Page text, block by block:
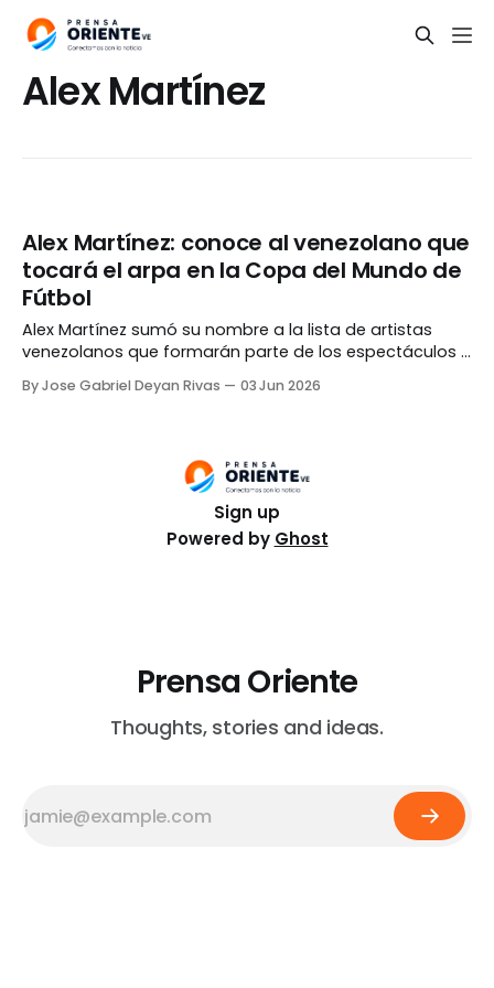
Alex Martínez
Alex Martínez: conoce al venezolano que
tocará el arpa en la Copa del Mundo de
Fútbol
Alex Martínez sumó su nombre a la lista de artistas
venezolanos que formarán parte de los espectáculos a
arrancará el próximo 11 de junio. Martínez fue invitado a
By Jose Gabriel Deyan Rivas 03 Jun 2026
Sign up
Powered by Ghost
Prensa Oriente
Thoughts, stories and ideas.